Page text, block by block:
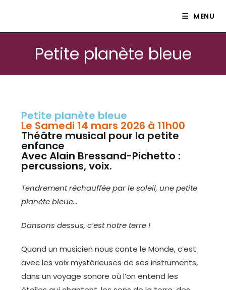
MENU
Petite planète bleue
Petite planète bleue
Le Samedi 14 mars 2026 à 11h00
Théâtre musical pour la petite
enfance
Avec Alain Bressand-Pichetto :
percussions, voix.
Tendrement réchauffée par le soleil, une petite
planète bleue…
Dansons dessus, c‘est notre terre !
Quand un musicien nous conte le Monde, c’est
avec les voix mystérieuses de ses instruments,
dans un voyage sonore où l’on entend les